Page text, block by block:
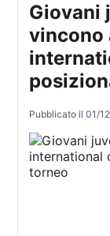
Giovani
vincono
Pubblicato il01/